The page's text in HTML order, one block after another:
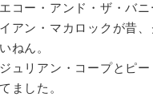
コー・アンド・ザ・バ
アン・マカロックが昔
ねん。
ュリアン・コープとピ
ました。